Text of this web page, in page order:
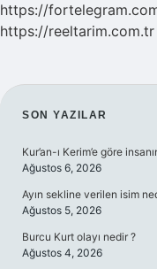
https://
https://reeltarim.com.tr
SON YAZILAR
Kur’an-ı Kerim’e göre
Ağustos 6, 2026
Ayın sekline verilen isim
Ağustos 5, 2026
Burcu Kurt olayı nedir ?
Ağustos 4, 2026